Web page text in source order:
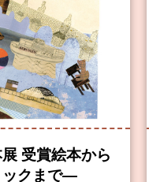
受賞絵本から
ックまで―